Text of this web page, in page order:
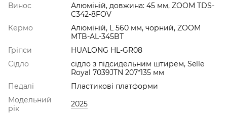
Винос
Алюмiнiй, довжина: 45 мм, ZOOM TDS-
C342-8FOV
Кермо
Алюмiнiй, L 560 мм, чорний, ZOOM
MTB-AL-345BT
Гріпси
HUALONG HL-GR08
Сідло
сідло з підсидельним штирем, Selle
Royal 7039JTN 207*135 мм
Педалі
Пластикові платформи
Модельний
рік
2025